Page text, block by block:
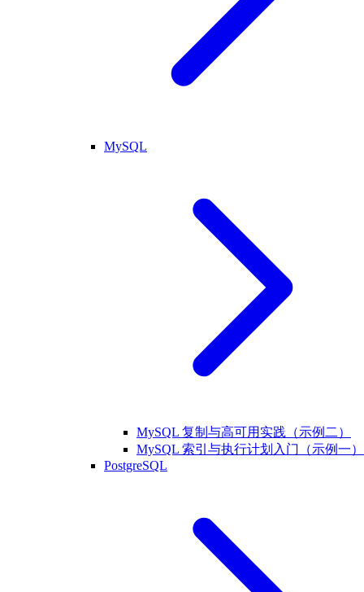
MySQL
MySQL 复制与高可用实践（示例二）
MySQL 索引与执行计划入门（示例一）
PostgreSQL